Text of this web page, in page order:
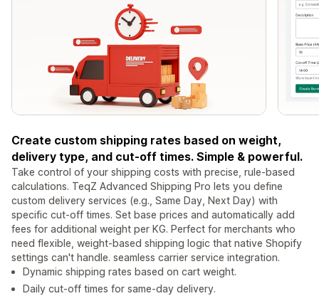
Create custom shipping rates based on weight,
delivery type, and cut-off times. Simple & powerful.
Take control of your shipping costs with precise, rule-based
calculations. TeqZ Advanced Shipping Pro lets you define
custom delivery services (e.g., Same Day, Next Day) with
specific cut-off times. Set base prices and automatically add
fees for additional weight per KG. Perfect for merchants who
need flexible, weight-based shipping logic that native Shopify
settings can't handle. seamless carrier service integration.
Dynamic shipping rates based on cart weight.
Daily cut-off times for same-day delivery.